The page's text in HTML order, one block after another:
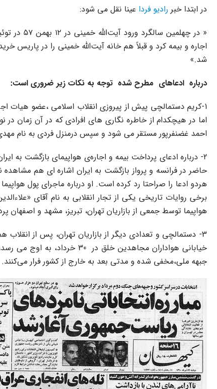
در ابتدا خبر رادیو فردا عینا نقل می شود:
« در
شد.»
درباره ادعاهای مطرح شده توجه به نکات زیر ضروری است:
1-کریم دستمالچی پیش از پیروزی انقلاب اسلامی ،عضو هیات
اما در هیچکدام از خاطره نگاری های افرادی که در آن زمان
احمد غضنفرپور مستقر می شود و سپس درمنزل فردی به نام مهدی
2- درباره ادعای پرداخت بیمه و اجاره‌ی هواپیمای بازگشت به
حاضر در فرانسه و پرواز بازگشت به ایران اشاره ای هم
هردو ادعا را صراحتا رد کرده است. او درباره ماجرای پول
برخی روایات تاریخی یکی از تجار انقلابی به نام آقای
هواپیما توسط جمعی از بازاریان تهران، تبریز، مشهد و
خیابانی هواداران
جبهه ملی،مخفی شده و مدتی بعد به خارج از کشور فرار می‌کنند.